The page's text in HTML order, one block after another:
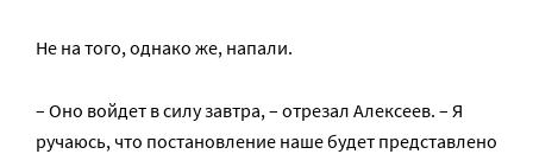
Не на того, однако же, напали.
– Оно войдет в силу завтра, – отрезал Алексеев. – Я
ручаюсь, что постановление наше будет представлено